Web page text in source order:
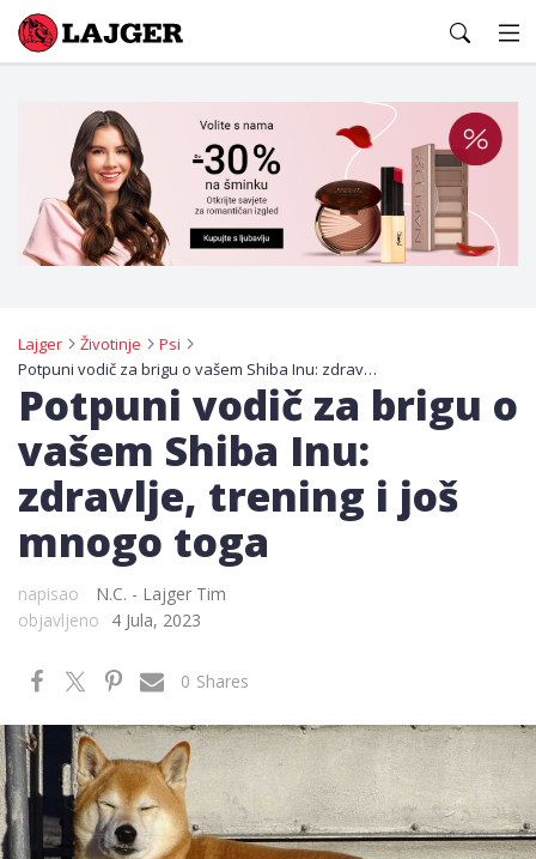
Lajger
Lajger Životinje
Psi
Potpuni vodič za brigu o vašem Shiba Inu: zdravlje, trening i još mnogo toga
Potpuni vodič za brigu o
vašem Shiba Inu:
zdravlje, trening i još
mnogo toga
napisao
N.C. - Lajger Tim
objavljeno
4 Jula, 2023
Shares
0